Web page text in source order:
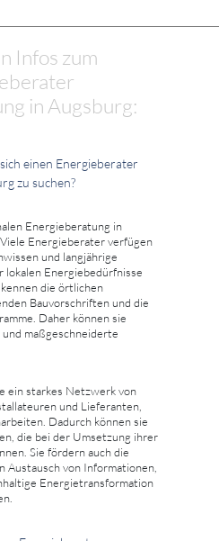
Infos zum
in Augsburg:
einen Energieberater
zu suchen?
Energieberatung in
Energieberater verfügen
und langjährige
lokalen Energiebedürfnisse
die örtlichen
Bauvorschriften und die
Daher können sie
maßgeschneiderte
ein starkes Netzwerk von
und Lieferanten,
Dadurch können sie
die bei der Umsetzung ihrer
Sie fördern auch die
Austausch von Informationen,
Energietransformation